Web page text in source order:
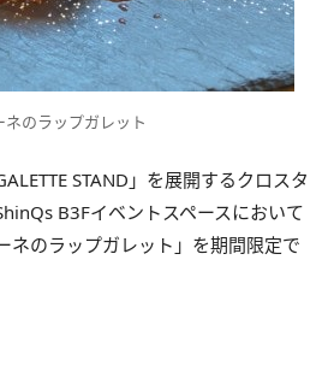
のラップガレット
STAND」を展開するクロスタ
B3Fイベントスペースにおいて
ネのラップガレット」を期間限定で